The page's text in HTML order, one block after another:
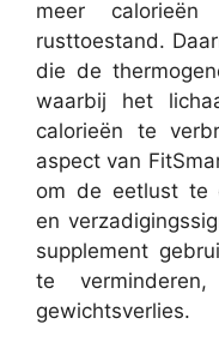
meer
rusttoestand.
die de
waarbij het
calorieën te
aspect van
om de eetlust te
en
supplement
te
gewichtsverlies.